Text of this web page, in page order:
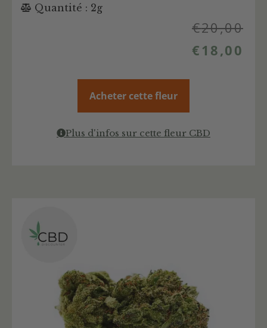
Quantité : 2g
€20,00
€ 18,00
Acheter cette fleur
Plus d'infos sur cette fleur CBD